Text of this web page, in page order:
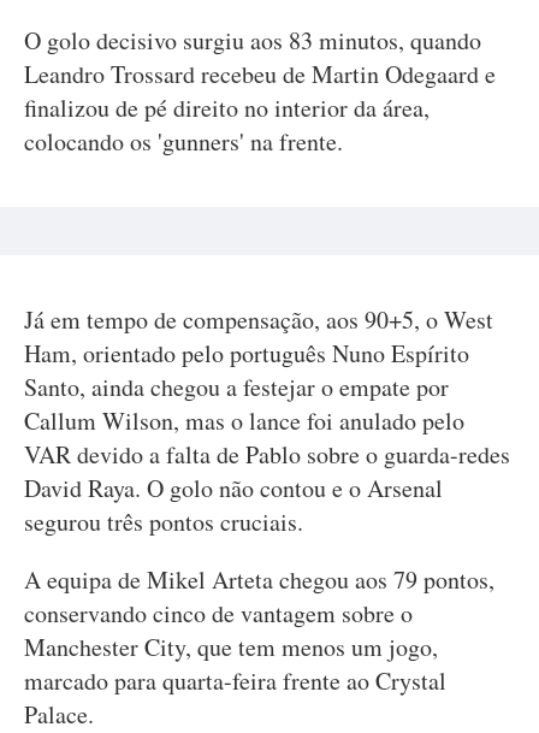
O golo decisivo surgiu aos 83 minutos, quando
Leandro Trossard recebeu de Martin Odegaard e
finalizou de pé direito no interior da área,
colocando os 'gunners' na frente.
Já em tempo de compensação, aos 90+5, o West
Ham, orientado pelo português Nuno Espírito
Santo, ainda chegou a festejar o empate por
Callum Wilson, mas o lance foi anulado pelo
VAR devido a falta de Pablo sobre o guarda-redes
David Raya. O golo não contou e o Arsenal
segurou três pontos cruciais.
A equipa de Mikel Arteta chegou aos 79 pontos,
conservando cinco de vantagem sobre o
Manchester City, que tem menos um jogo,
marcado para quarta-feira frente ao Crystal
Palace.